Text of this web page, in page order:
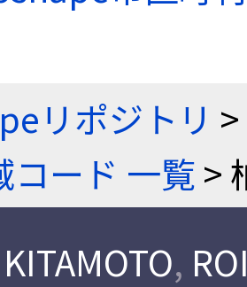
リポジトリ >
コード 一覧>
,